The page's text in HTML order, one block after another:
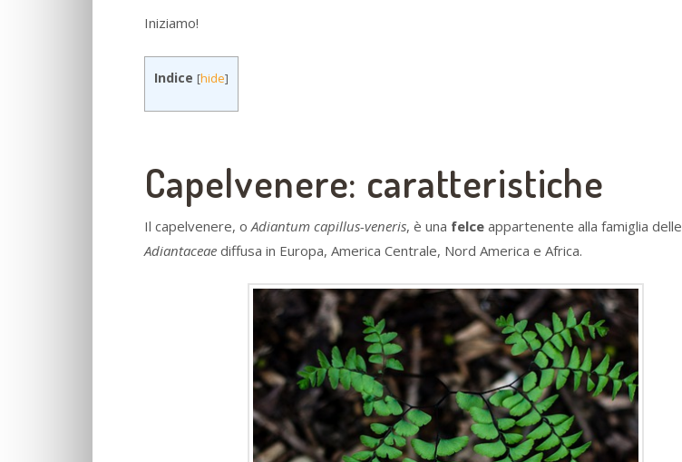
Iniziamo!
Indice [hide]
Capelvenere: caratteristiche
Il capelvenere, o Adiantum capillus-veneris, è una felce appartenente alla famiglia delle
Adiantaceae diffusa in Europa, America Centrale, Nord America e Africa.